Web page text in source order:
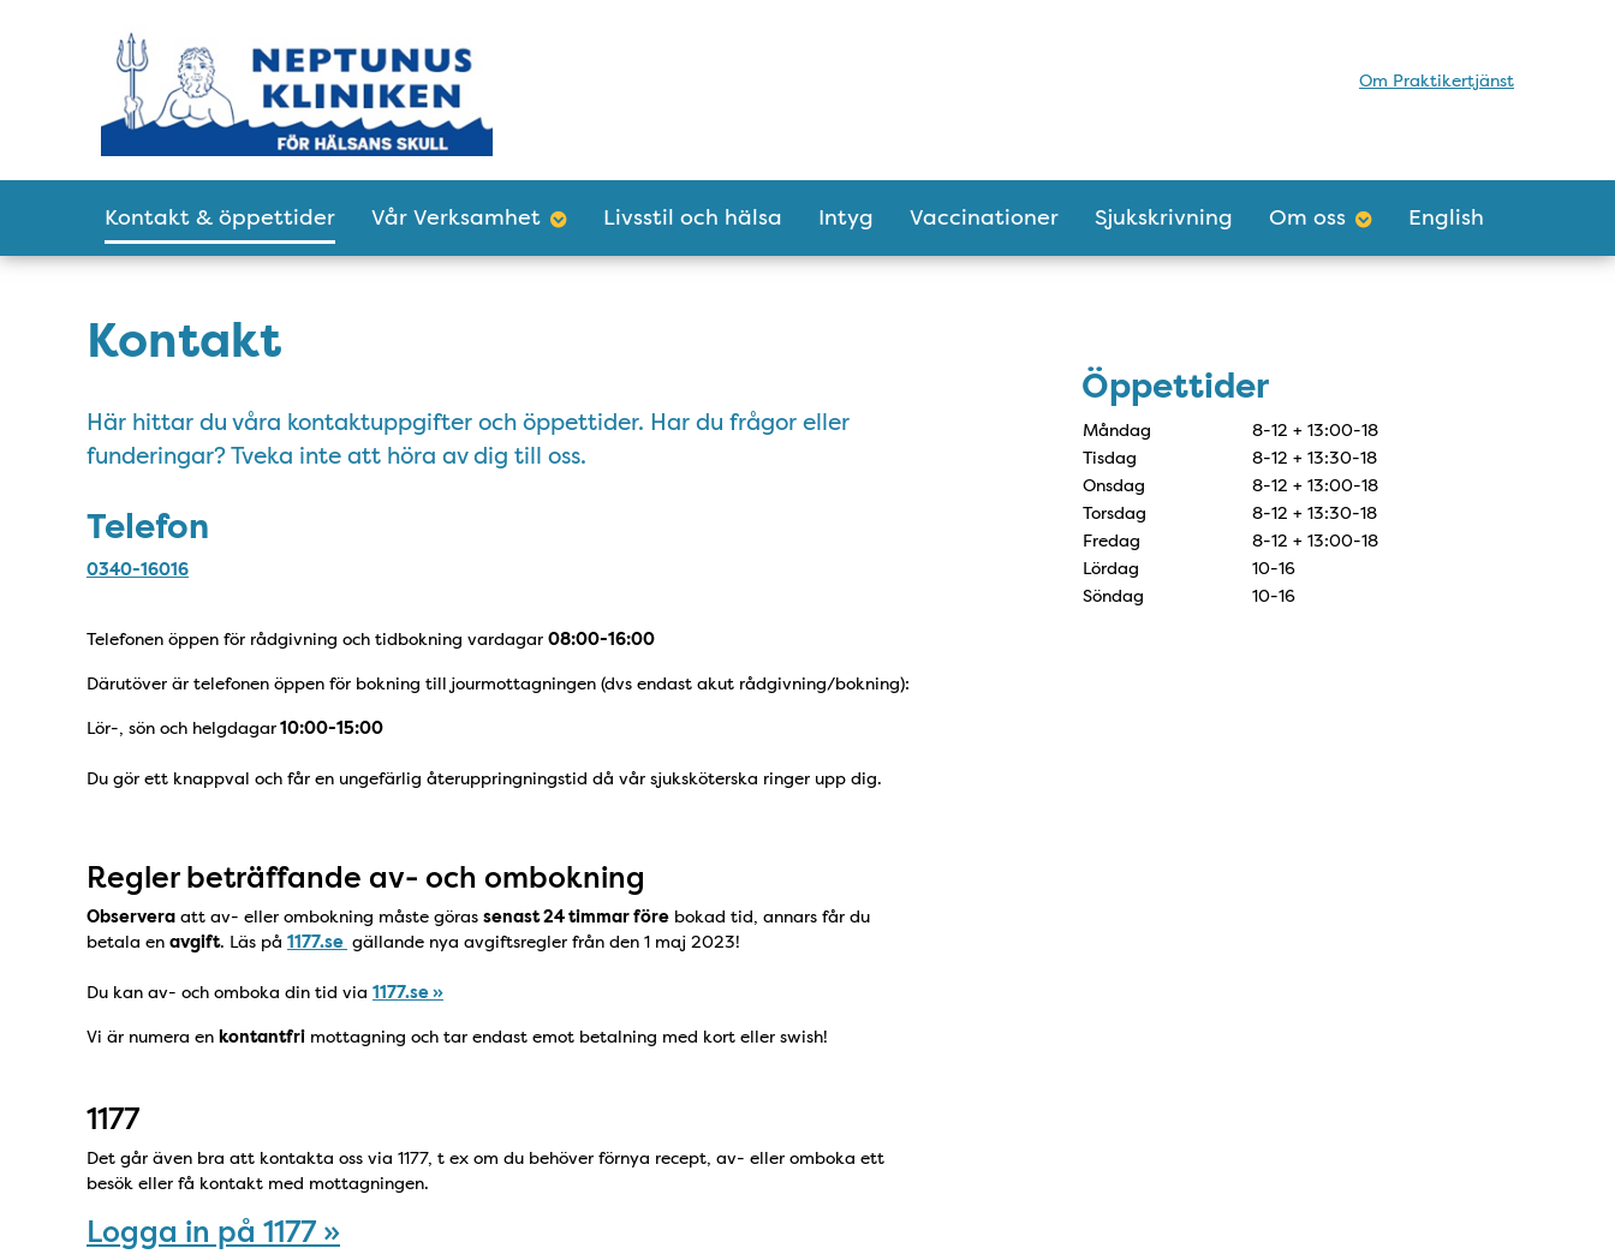
Tillgänglighetsmeny
Huvudmeny
Om Praktikertjänst
Kontakt & öppettider Vår Verksamhet Livsstil och hälsa Intyg Vaccinationer Sjukskrivning Om oss English
Kontakt
Här hittar du våra kontaktuppgifter och öppettider. Har du frågor eller
funderingar? Tveka inte att höra av dig till oss.
Telefon
0340-16016
Telefonen öppen för rådgivning och tidbokning vardagar 08:00-16:00
Därutöver är telefonen öppen för bokning till jourmottagningen (dvs endast akut rådgivning/bokning):
Lör-, sön och helgdagar10:00-15:00
Du gör ett knappval och får en ungefärlig återuppringningstid då vår sjuksköterska ringer upp dig.
Regler beträffande av- och ombokning
Observera att av- eller ombokning måste göras senast 24 timmar före bokad tid, annars får du
betala en avgift. Läs på 1177.se gällande nya avgiftsregler från den 1 maj 2023!
Du kan av- och omboka din tid via 1177.se »
Vi är numera en kontantfri mottagning och tar endast emot betalning med kort eller swish!
1177
Det går även bra att kontakta oss via 1177, t ex om du behöver förnya recept, av- eller omboka ett
besök eller få kontakt med mottagningen.
Logga in på 1177 »
Öppettider
Öppettider
Måndag
8-12 + 13:00-18
Tisdag
8-12 + 13:30-18
Onsdag
8-12 + 13:00-18
Torsdag
8-12 + 13:30-18
Fredag
8-12 + 13:00-18
Lördag
10-16
Söndag
10-16